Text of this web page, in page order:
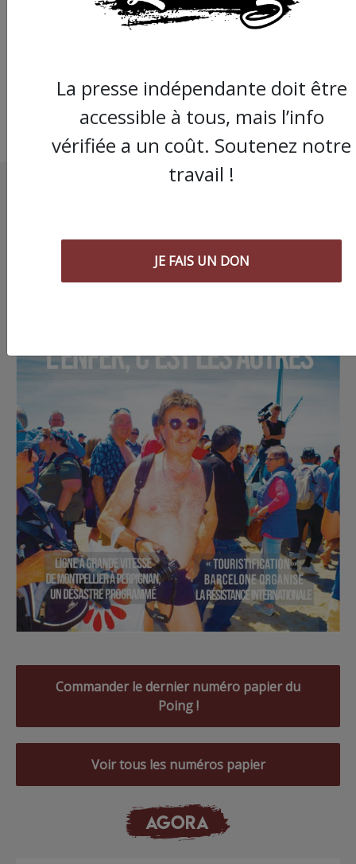
l’Assemblée
Commander le dernier numéro papier du
Poing !
Voir tous les numéros papier
AGORA
La presse indépendante doit être
accessible à tous, mais l’info
vérifiée a un coût. Soutenez notre
travail !
JE FAIS UN DON